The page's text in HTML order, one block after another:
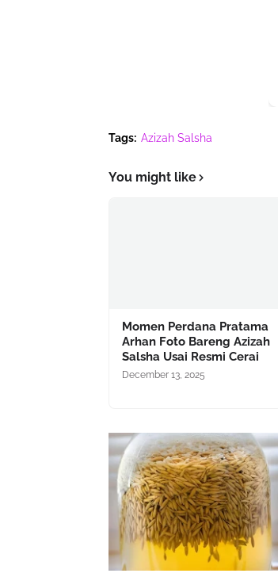
Tags: Azizah Salsha
You might like
Momen Perdana Pratama
Arhan Foto Bareng Azizah
Salsha Usai Resmi Cerai
December 13, 2025